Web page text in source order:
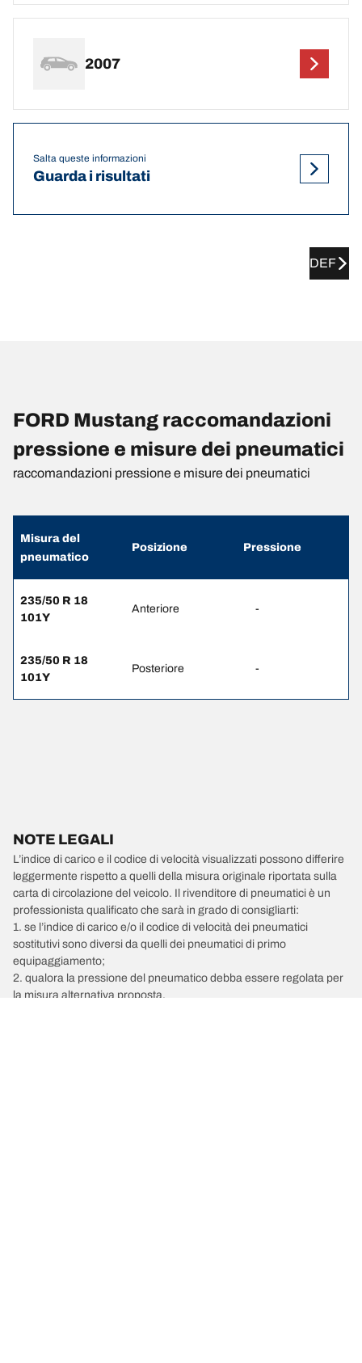
2007
Salta queste informazioni
Guarda i risultati
DEF
FORD Mustang raccomandazioni
pressione e misure dei pneumatici
raccomandazioni pressione e misure dei pneumatici
Misura del
pneumatico
Posizione Pressione
235/50 R 18
101Y
Anteriore -
235/50 R 18
101Y
Posteriore -
NOTE LEGALI
L’indice di carico e il codice di velocità visualizzati possono differire
leggermente rispetto a quelli della misura originale riportata sulla
carta di circolazione del veicolo. Il rivenditore di pneumatici è un
professionista qualificato che sarà in grado di consigliarti:
1. se l’indice di carico e/o il codice di velocità dei pneumatici
sostitutivi sono diversi da quelli dei pneumatici di primo
equipaggiamento;
2. qualora la pressione del pneumatico debba essere regolata per
la misura alternativa proposta.